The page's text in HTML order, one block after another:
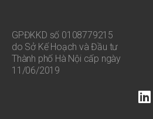
GPĐKKD số 0108779215
do Sở Kế Hoạch và Đầu tư
Thành phố Hà Nội cấp ngày
11/06/2019